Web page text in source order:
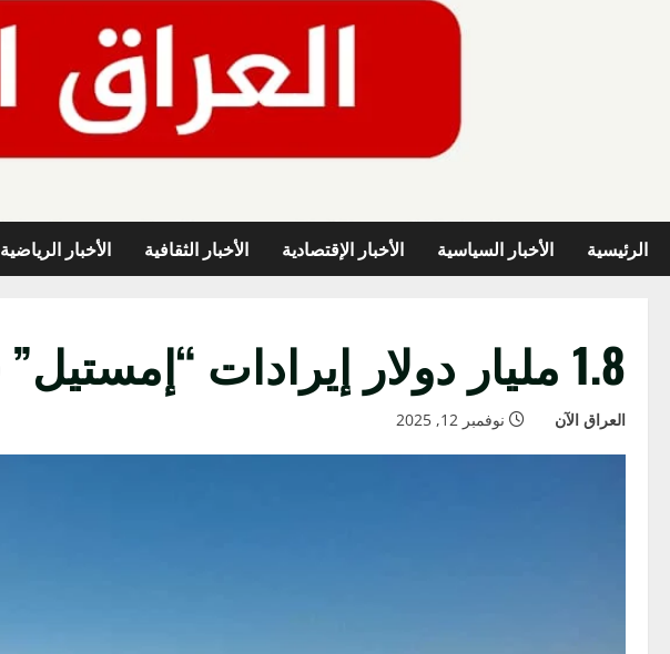
الرئيسية الأخبار السياسية الأخبار الإقتصادية الأخبار الثقافية الأخبار الرياضية
1.8 مليار دولار إيرادات “إمستيل” في 9 أشهر
العراق الآن نوفمبر 12, 2025